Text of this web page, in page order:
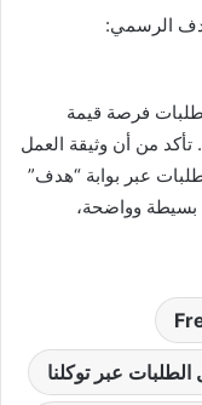
الرسمي:
فرصة قيمة
تأكد من أن وثيقة العمل
عبر بوابة “هدف”
بسيطة وواضحة،
عبر توكلنا